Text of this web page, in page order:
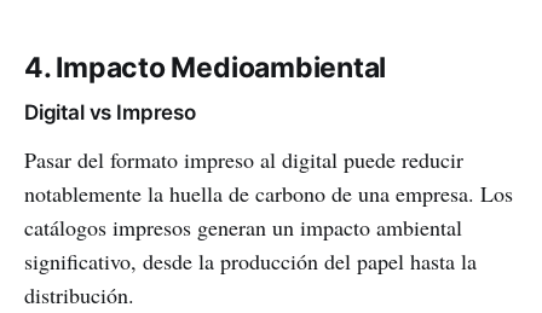
4. Impacto Medioambiental
Digital vs Impreso
Pasar del formato impreso al digital puede reducir
notablemente la huella de carbono de una empresa. Los
catálogos impresos generan un impacto ambiental
significativo, desde la producción del papel hasta la
distribución.